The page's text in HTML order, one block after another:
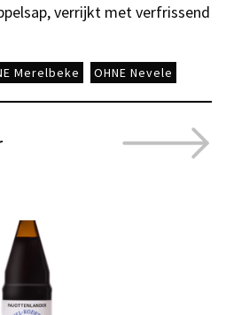
verrijkt met verfrissend
Merelbeke OHNE Nevele